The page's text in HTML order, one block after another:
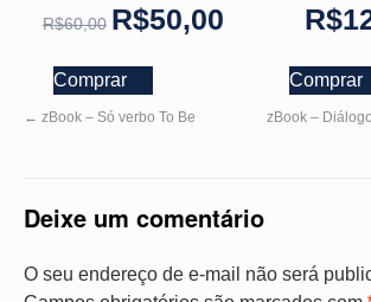
R$60,00 R$50,00
Comprar
R$
Comprar
← zBook – Só verbo To Be
zBook –
Deixe um comentário
O seu endereço de e-mail não será